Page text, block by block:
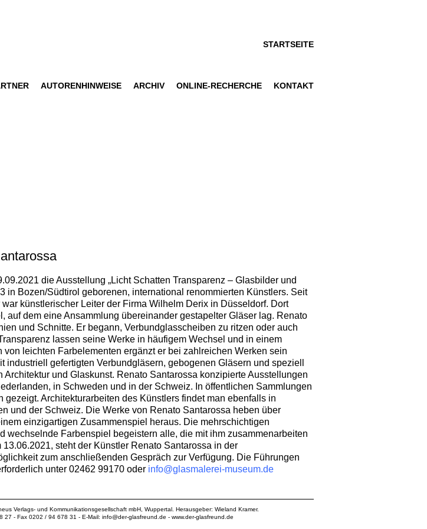
STARTSEITE
AUTORENHINWEISE ARCHIV ONLINE-RECHERCHE KONTAKT
die Ausstellung „Licht Schatten Transparenz – Glasbilder und
in Bozen/Südtirol geborenen, international renommierten Künstlers. Seit
künstlerischer Leiter der Firma Wilhelm Derix in Düsseldorf. Dort
dem eine Ansammlung übereinander gestapelter Gläser lag. Renato
und Schnitte. Er begann, Verbundglasscheiben zu ritzen oder auch
lassen seine Werke in häufigem Wechsel und in einem
leichten Farbelementen ergänzt er bei zahlreichen Werken sein
industriell gefertigten Verbundgläsern, gebogenen Gläsern und speziell
und Glaskunst. Renato Santarossa konzipierte Ausstellungen
in Schweden und in der Schweiz. In öffentlichen Sammlungen
Architekturarbeiten des Künstlers findet man ebenfalls in
und der Schweiz. Die Werke von Renato Santarossa heben über
einzigartigen Zusammenspiel heraus. Die mehrschichtigen
wechselnde Farbenspiel begeistern alle, die mit ihm zusammenarbeiten
steht der Künstler Renato Santarossa in der
zum anschließenden Gespräch zur Verfügung. Die Führungen
unter 02462 99170 oder info@glasmalerei-museum.de
Verlags- und Kommunikationsgesellschaft mbH , Wuppertal. Herausgeber: Wieland Kramer.
27 - Fax 0202 / 94 678 31 - E-Mail: info@der-glasfreund.de - www.der-glasfreund.de